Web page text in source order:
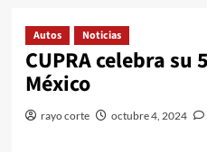
Autos Noticias
CUPRA celebra su
México
rayo corte octubre 4, 2024